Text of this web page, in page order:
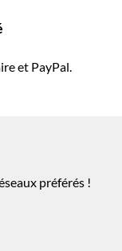
et PayPal.
préférés !